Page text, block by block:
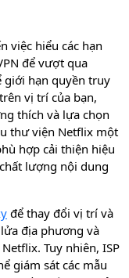
việc hiểu các hạn
để vượt qua
giới hạn quyền truy
vị trí của bạn,
thích và lựa chọn
thư viện Netflix một
hợp cải thiện hiệu
lượng nội dung
để thay đổi vị trí và
địa phương và
Tuy nhiên, ISP
giám sát các mẫu